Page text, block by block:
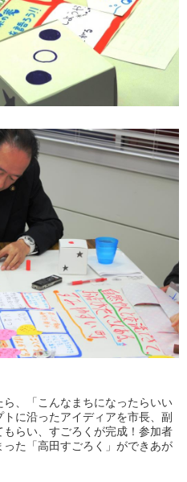
、「こんなまちになったらいい
に沿ったアイディアを市長、副
らい、すごろくが完成！参加者
た「高田すごろく」ができあが